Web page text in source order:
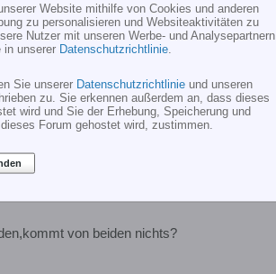
geschickt?!
tot machte.
nix rauskommt?
von beiden nichts?
Website mithilfe von Cookies und anderen
zu personalisieren und Websiteaktivitäten zu
Nutzer mit unseren Werbe- und Analysepartnern
in unserer Datenschutzrichtlinie
Sie unserer Datenschutzrichtlinie und unseren
zu. Sie erkennen außerdem an, dass dieses
wird und Sie der Erhebung, Speicherung und
Forum gehostet wird, zustimmen.